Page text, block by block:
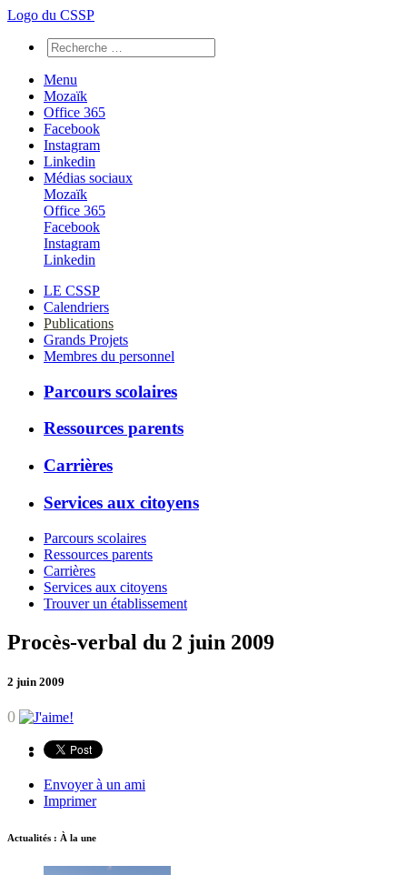
Logo du CSSP
Menu
Mozaïk
Office 365
Facebook
Instagram
Linkedin
Médias sociaux
Mozaïk
Office 365
Facebook
Instagram
Linkedin
LE CSSP
Calendriers
Publications
Grands Projets
Membres du personnel
Parcours scolaires
Ressources parents
Carrières
Services aux citoyens
Parcours scolaires
Ressources parents
Carrières
Services aux citoyens
Trouver un établissement
Procès-verbal du 2 juin 2009
2 juin 2009
0
Envoyer à un ami
Imprimer
Actualités : À la une